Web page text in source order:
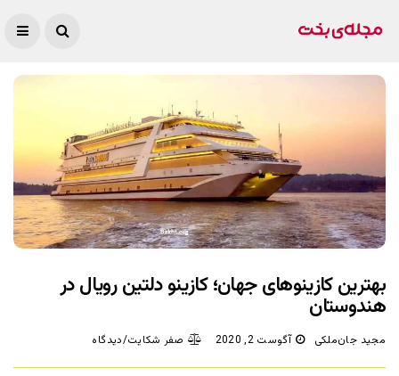
بهترین کازینوهای جهان؛ کازینو دلتین رویال در
هندوستان
مجید جان‌ملکی آگوست 2, 2020 صفر شکایت/دیدگاه